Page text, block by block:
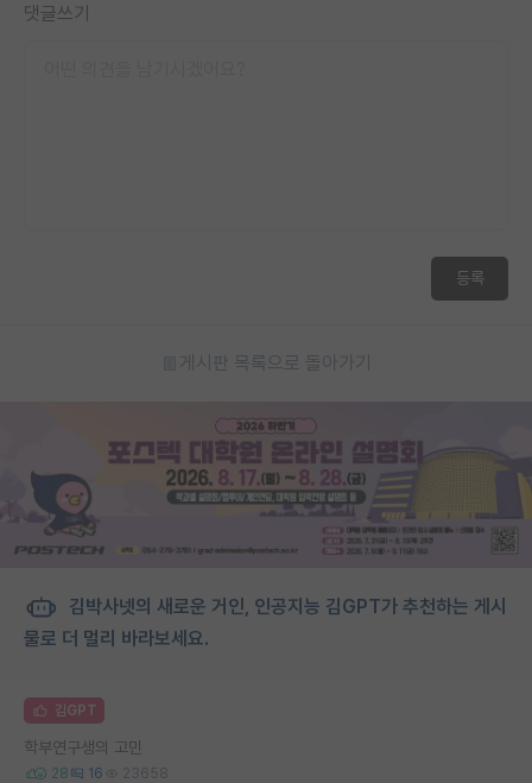
댓글쓰기
등록
게시판 목록으로 돌아가기
김박사넷의 새로운 거인, 인공지능 김GPT가 추천하는 게시
물로 더 멀리 바라보세요.
김GPT
학부연구생의 고민
28 16 23658